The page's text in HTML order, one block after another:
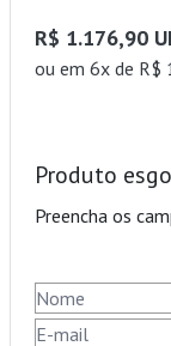
R$ 1.176,90
ou em 6x de R$
Produto
Preencha os